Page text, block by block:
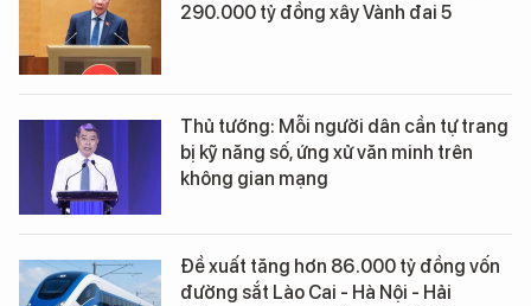
290.000 tỷ đồng xây Vành đai 5
Thủ tướng: Mỗi người dân cần tự trang
bị kỹ năng số, ứng xử văn minh trên
không gian mạng
Đề xuất tăng hơn 86.000 tỷ đồng vốn
đường sắt Lào Cai - Hà Nội - Hải